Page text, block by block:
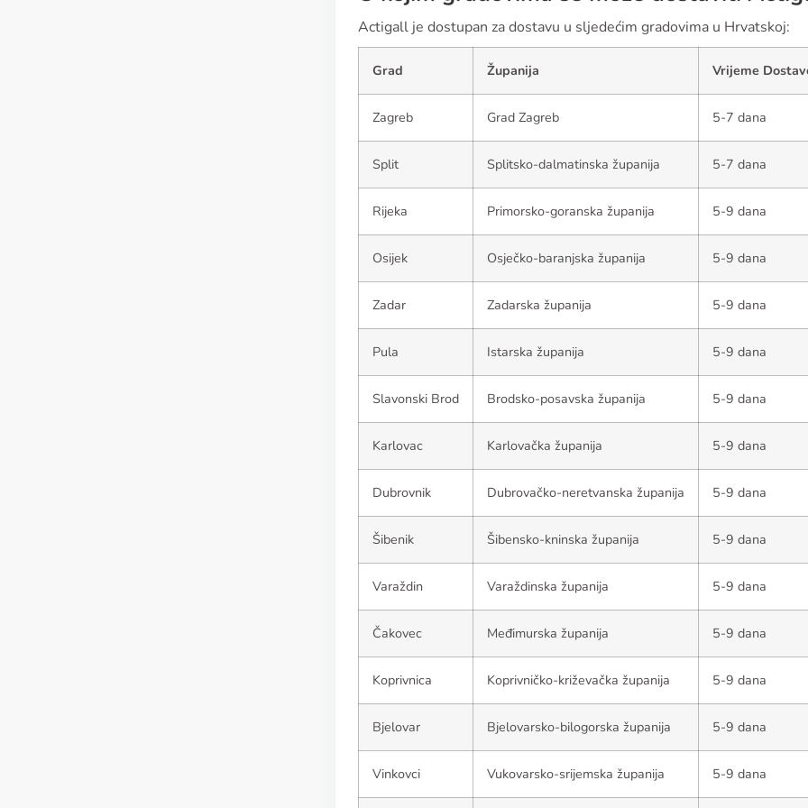
Actigall je dostupan za dostavu u sljedećim gradovima u Hrvatskoj:
Grad Županija Vrijeme
Zagreb Grad Zagreb 5-7 dana
Split Splitsko-dalmatinska županija 5-7 dana
Rijeka Primorsko-goranska županija 5-9 dana
Osijek Osječko-baranjska županija 5-9 dana
Zadar Zadarska županija 5-9 dana
Pula Istarska županija 5-9 dana
Slavonski Brod Brodsko-posavska županija 5-9 dana
Karlovac Karlovačka županija 5-9 dana
Dubrovnik Dubrovačko-neretvanska županija 5-9 dana
Šibenik Šibensko-kninska županija 5-9 dana
Varaždin Varaždinska županija 5-9 dana
Čakovec Međimurska županija 5-9 dana
Koprivnica Koprivničko-križevačka županija 5-9 dana
Bjelovar Bjelovarsko-bilogorska županija 5-9 dana
Vinkovci Vukovarsko-srijemska županija 5-9 dana